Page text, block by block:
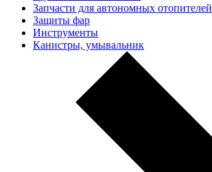
Запчасти для автономных отопителей
Защиты фар
Инструменты
Канистры, умывальник